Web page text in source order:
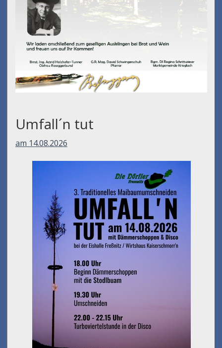
Umfall´n tut
am 14.08.2026